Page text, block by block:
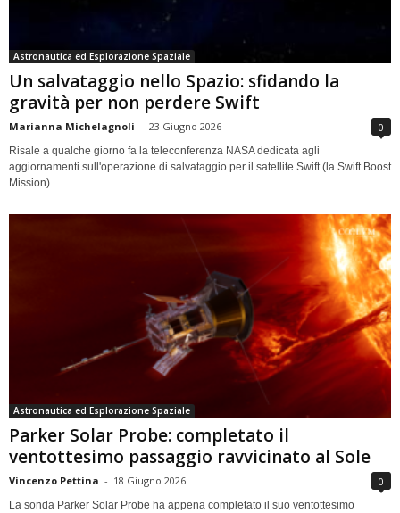
Astronautica ed Esplorazione Spaziale
Un salvataggio nello Spazio: sfidando la
gravità per non perdere Swift
Marianna Michelagnoli - 23 Giugno 2026 0
Risale a qualche giorno fa la teleconferenza NASA dedicata agli
aggiornamenti sull'operazione di salvataggio per il satellite Swift (la Swift Boost
Mission)
Astronautica ed Esplorazione Spaziale
Parker Solar Probe: completato il
ventottesimo passaggio ravvicinato al Sole
Vincenzo Pettina - 18 Giugno 2026 0
La sonda Parker Solar Probe ha appena completato il suo ventottesimo